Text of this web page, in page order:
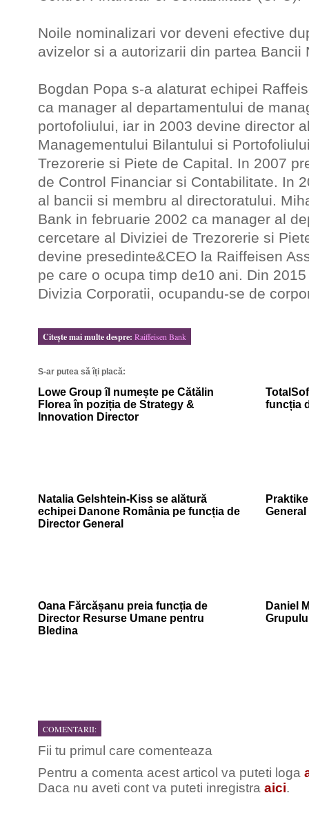
Noile nominalizari vor deveni efective
avizelor si a autorizarii din partea
Bogdan Popa s-a alaturat echipei
ca manager al departamentului de
portofoliului, iar in 2003 devine director
Managementului Bilantului si
Trezorerie si Piete de Capital. In 2007
de Control Financiar si Contabilitate. In
al bancii si membru al directoratului.
Bank in februarie 2002 ca manager al
cercetare al Diviziei de Trezorerie si
devine presedinte&CEO la Raiffeisen
pe care o ocupa timp de10 ani. Din
Divizia Corporatii, ocupandu-se de
Citeşte mai multe despre: Raiffeisen Bank
S-ar putea să îți placă:
Lowe Group îl numește pe Cătălin
Florea în poziția de Strategy &
Innovation Director
funcția
Natalia Gelshtein-Kiss se alătură
echipei Danone România pe funcția de
Director General
General
Oana Fărcășanu preia funcția de
Director Resurse Umane pentru
Bledina
Daniel
COMENTARII:
Fii tu primul care comenteaza
Pentru a comenta acest articol va puteti loga
Daca nu aveti cont va puteti inregistra aici.